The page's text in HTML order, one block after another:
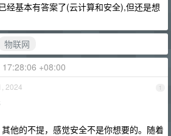
经基本有答案了(云计算和安全),但还是想
物联网
+08:00
1
2024
他的不提，感觉安全不是你想要的。随着